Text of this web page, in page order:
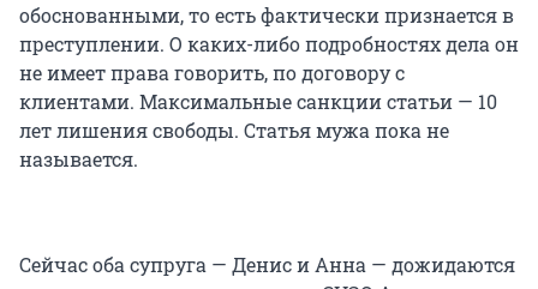
обоснованными, то есть фактически признается в
преступлении. О каких-либо подробностях дела он
не имеет права говорить, по договору с
клиентами. Максимальные санкции статьи — 10
лет лишения свободы. Статья мужа пока не
называется.
Сейчас оба супруга — Денис и Анна — дожидаются